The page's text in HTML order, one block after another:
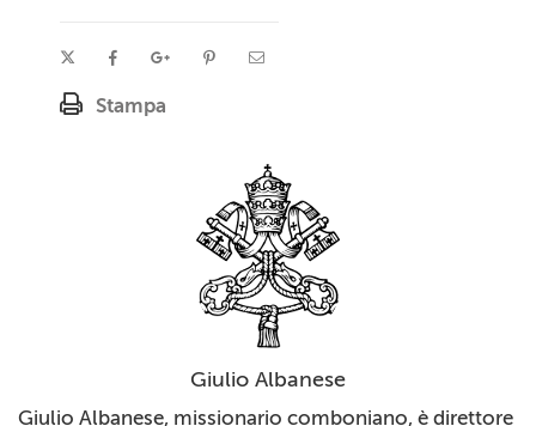
Stampa
Giulio Albanese
Giulio Albanese, missionario comboniano, è direttore